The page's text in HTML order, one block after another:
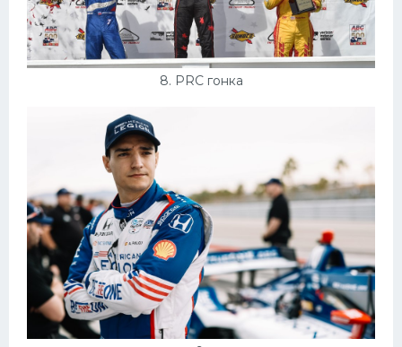
8. PRC гонка